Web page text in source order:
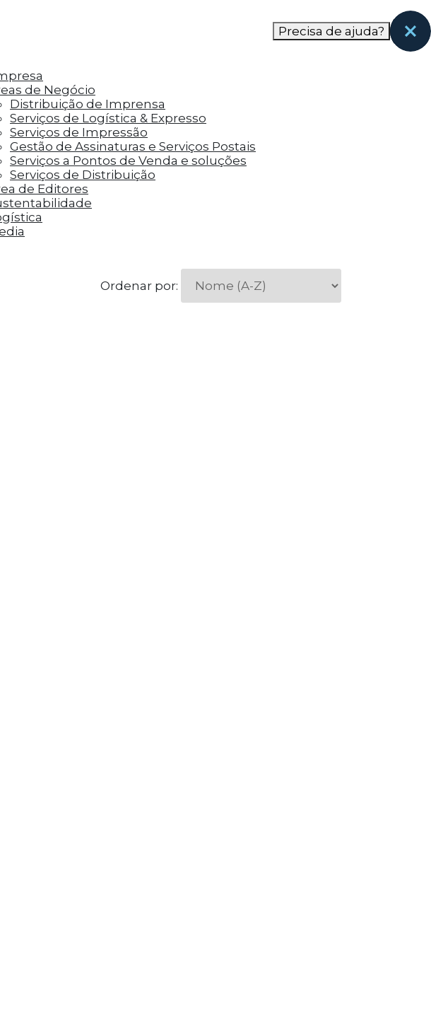
com base nas páginas que eles visitaram antes e analisar a
Precisa de ajuda?
de Negócio
Distribuição de Imprensa
Serviços de Logística & Expresso
Serviços de Impressão
Gestão de Assinaturas e Serviços Postais
Serviços a Pontos de Venda e soluções
Serviços de Distribuição
de Editores
Ordenar por: